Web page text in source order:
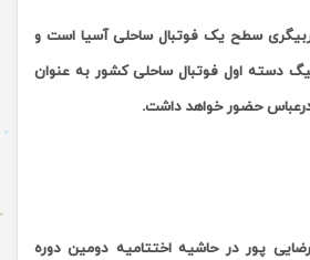
سطح یک فوتبال ساحلی آسیا است و
دسته اول فوتبال ساحلی کشور به عنوان
حضور خواهد داشت.
پور در حاشیه اختتامیه دومین دوره